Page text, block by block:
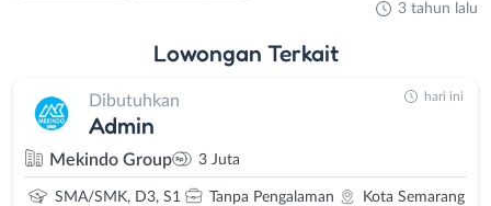
3 tahun lalu
Lowongan Terkait
Dibutuhkan
Admin
Mekindo Group 3 Juta
SMA/SMK, D3, S1 Tanpa Pengalaman Kota Semarang
hari ini